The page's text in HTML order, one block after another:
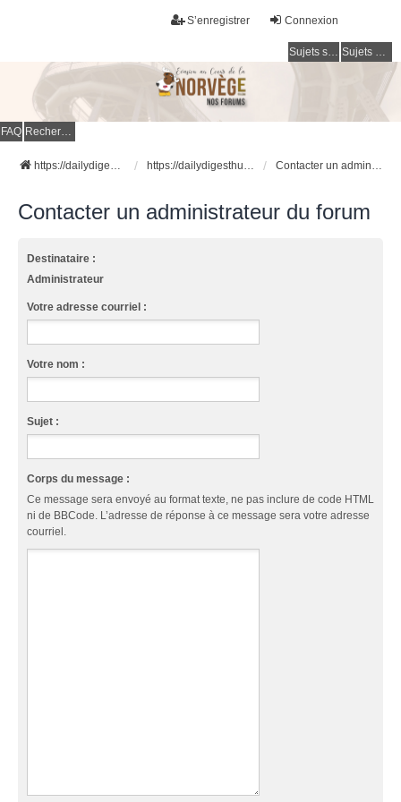
Connexion
S’enregistrer
Sujets sans réponse Sujets actifs
FAQ Rechercher
https://dailydigesthub.com https://dailydigesthub.com Contacter un administrateur du forum
Contacter un administrateur du forum
Destinataire :
Administrateur
Votre adresse courriel :
Votre nom :
Sujet :
Corps du message :
Ce message sera envoyé au format texte, ne pas inclure de code HTML
ni de BBCode. L’adresse de réponse à ce message sera votre adresse
courriel.